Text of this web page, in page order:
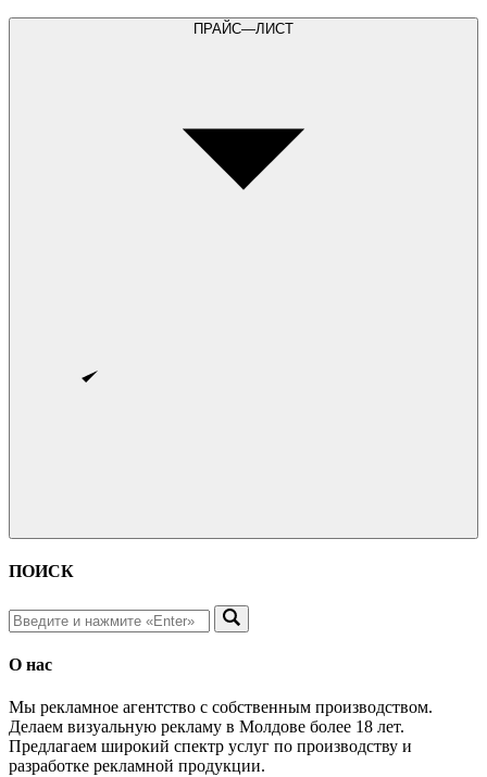
ПРАЙС—ЛИСТ
ПОИСК
О нас
Мы рекламное агентство с собственным производством.
Делаем визуальную рекламу в Молдове более 18 лет.
Предлагаем широкий спектр услуг по производству и
разработке рекламной продукции.